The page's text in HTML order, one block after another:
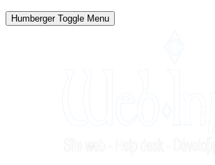
Humberger Toggle Menu